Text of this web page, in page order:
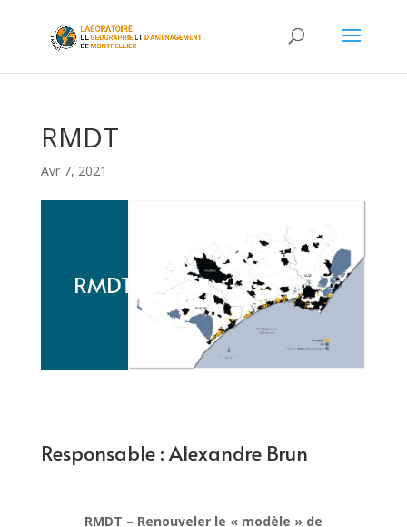
RMDT
Avr 7, 2021
RMDT
Responsable : Alexandre Brun
RMDT – Renouveler le « modèle » de